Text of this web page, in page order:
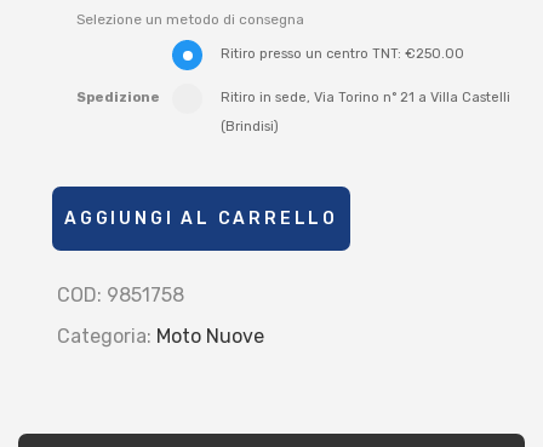
Selezione un metodo di consegna
Spedizione
Ritiro presso un centro TNT: €250.00
Ritiro in sede, Via Torino n° 21 a Villa Castelli
(Brindisi)
AGGIUNGI AL CARRELLO
COD: 9851758
Categoria: Moto Nuove